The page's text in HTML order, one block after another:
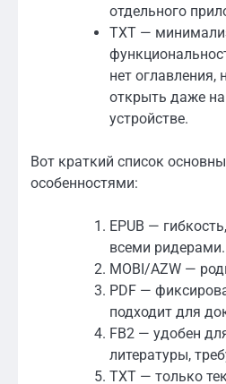
отдельного
TXT —
нет оглавления,
открыть даже
устройстве.
Вот краткий список
особенностями:
EPUB —
всеми ридерами.
MOBI/AZW —
PDF —
подходит для
FB2 — удобен
литературы,
TXT — только